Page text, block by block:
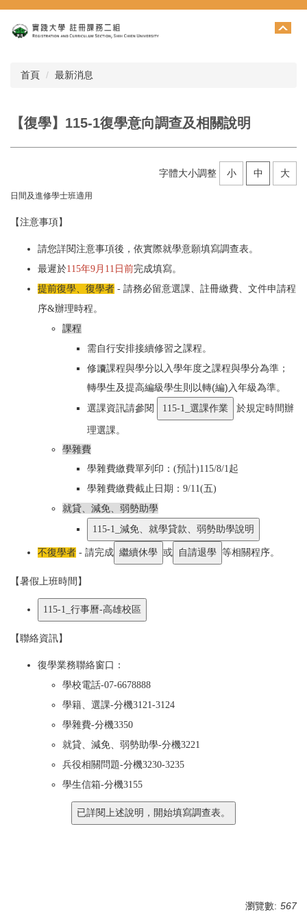
跳
到
主
首頁 最新消息
【復學】115-1復學意向調查及相關說明
字體大小調整 小 中 大
日間及進修學士班適用
【注意事項】
請您詳閱注意事項後，依實際就學意願填寫調查表。
最遲於115年9月11日前完成填寫。
提前復學、 復學者 - 請務必留意選課、註冊繳費、文件申請程
序&辦理時程。
課程
需自行安排接續修習之課程。
修讀課程與學分以入學年度之課程與學分為準；
轉學生及提高編級學生則以轉(編)入年級為準。
選課資訊請參閱
於規定時間辦
理選課。
學雜費
學雜費繳費單列印：(預計)115/8/1起
學雜費繳費截止日期：9/11(五)
就貸、減免、弱勢助學
不復學者 - 請完成 或 等相關程序。
【暑假上班時間】
【聯絡資訊】
復學業務聯絡窗口：
學校電話-07-6678888
學籍、選課-分機3121-3124
學雜費-分機3350
就貸、減免、弱勢助學-分機3221
兵役相關問題-分機3230-3235
學生信箱-分機3155
瀏覽數: 567